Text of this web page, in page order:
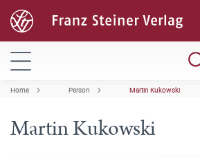
Home Person Martin Kukowski
Martin Kukowski